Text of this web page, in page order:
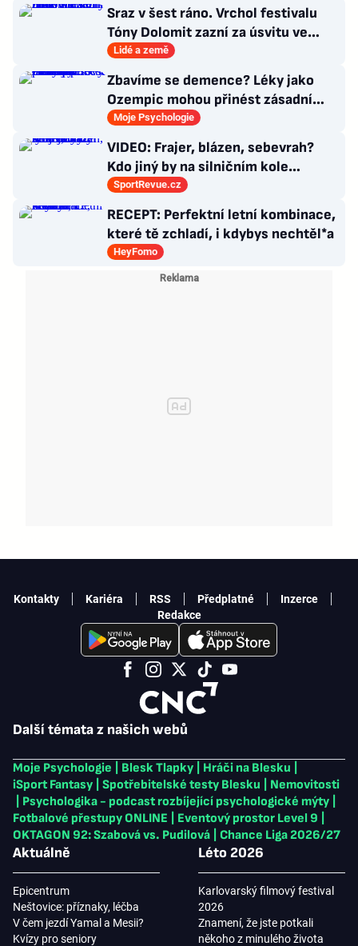
Sraz v šest ráno. Vrchol festivalu
Tóny Dolomit zazní za úsvitu ve
3000 metrech
Lidé a země
Zbavíme se demence? Léky jako
Ozempic mohou přinést zásadní
průlom v léčbě Alzheimerovy
Moje Psychologie
VIDEO: Frajer, blázen, sebevrah?
Kdo jiný by na silničním kole
dokázal tyhle triky?
SportRevue.cz
RECEPT: Perfektní letní kombinace,
které tě zchladí, i kdybys nechtěl*a
HeyFomo
Další témata z našich webů
Moje Psychologie Blesk Tlapky Hráči na Blesku
iSport Fantasy
Spotřebitelské testy Blesku
Nemovitosti
Psychologika - podcast rozbíjející psychologické mýty
Fotbalové přestupy ONLINE
Eventový prostor Level 9
OKTAGON 92: Szabová vs. Pudilová
Chance Liga 2026/27
Aktuálně
Epicentrum
Neštovice: příznaky, léčba
V čem jezdí Yamal a Mesii?
Kvízy pro seniory
Léto 2026
Karlovarský filmový festival
2026
Znamení, že jste potkali
někoho z minulého života
Kontakty Kariéra RSS Předplatné
Inzerce
Redakce